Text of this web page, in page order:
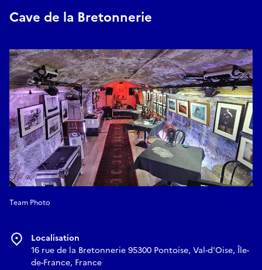
Cave de la Bretonnerie
Team Photo
Localisation
16 rue de la Bretonnerie 95300 Pontoise, Val-d'Oise, Île-
de-France, France